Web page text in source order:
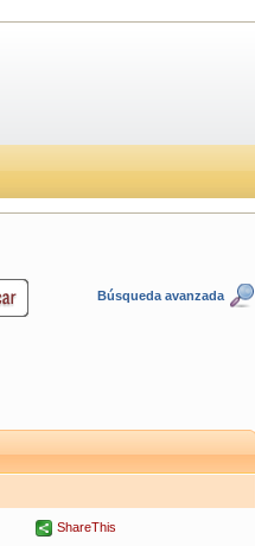
Búsqueda avanzada
ShareThis